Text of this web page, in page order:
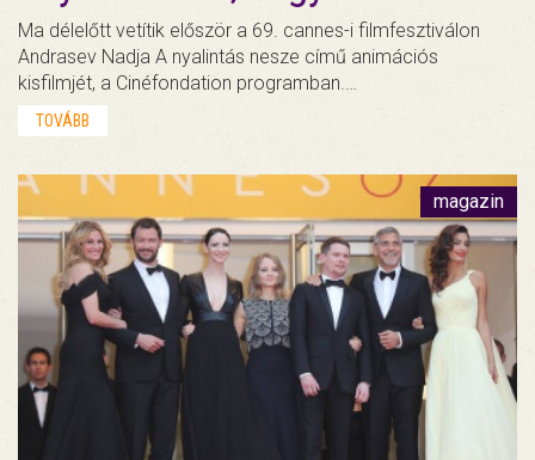
Ma délelőtt vetítik először a 69. cannes-i filmfesztiválon
Andrasev Nadja A nyalintás nesze című animációs
kisfilmjét, a Cinéfondation programban.…
TOVÁBB
magazin